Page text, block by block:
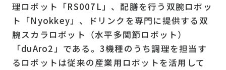
理ロボット「RS007L」、配膳を行う双腕ロボッ
ト「Nyokkey」、ドリンクを専門に提供する双
腕スカラロボット（水平多関節ロボット）
「duAro2」である。3機種のうち調理を担当す
るロボットは従来の産業用ロボットを活用して